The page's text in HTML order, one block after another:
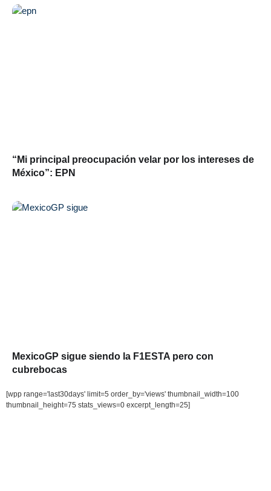
“Mi principal preocupación velar por los intereses de
México”: EPN
MexicoGP sigue siendo la F1ESTA pero con
cubrebocas
[wpp range='last30days' limit=5 order_by='views' thumbnail_width=100
thumbnail_height=75 stats_views=0 excerpt_length=25]